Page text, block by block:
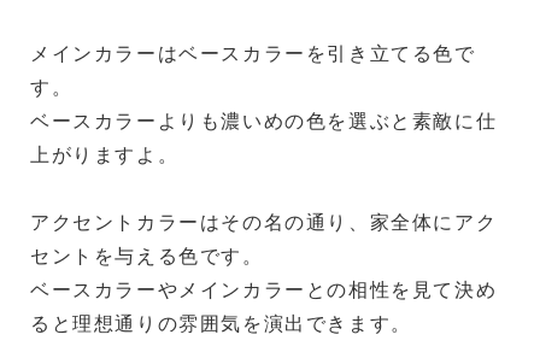
メインカラーはベースカラーを引き立てる色で
す。
ベースカラーよりも濃いめの色を選ぶと素敵に仕
上がりますよ。
アクセントカラーはその名の通り、家全体にアク
セントを与える色です。
ベースカラーやメインカラーとの相性を見て決め
ると理想通りの雰囲気を演出できます。